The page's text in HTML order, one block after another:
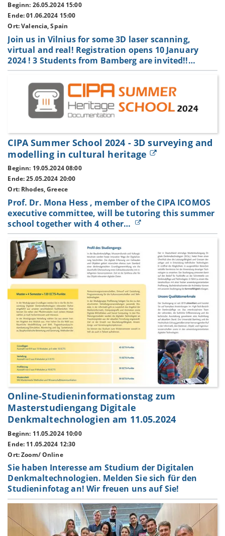
Beginn: 26.05.2024 15:00
Ende: 01.06.2024 15:00
Ort: Valencia, Spain
Join us in Vilnius for some 3D laser scanning,
virtual and real! Registration opens 10 January
2024 ! 3 Students from Bamberg are invited!!…
CIPA Summer School 2024 - 3D surveying and
modelling in cultural heritage
Beginn: 19.05.2024 08:00
Ende: 25.05.2024 20:00
Ort: Rhodes, Greece
Prof. Dr. Mona Hess , member of the CIPA ICOMOS
executive committee, will be tutoring this summer
school together with 4 other…
Online-Studieninformationstag zum
Masterstudiengang Digitale
Denkmaltechnologien am 11.05.2024
Beginn: 11.05.2024 10:00
Ende: 11.05.2024 12:30
Ort: Zoom/ Online
Sie haben Interesse am Studium der Digitalen
Denkmaltechnologien. Melden Sie sich für den
Studieninfotag an! Wir freuen uns auf Sie!